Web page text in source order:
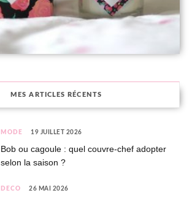
MES ARTICLES RÉCENTS
MODE 19 JUILLET 2026
Bob ou cagoule : quel couvre-chef adopter
selon la saison ?
DÉCO 26 MAI 2026